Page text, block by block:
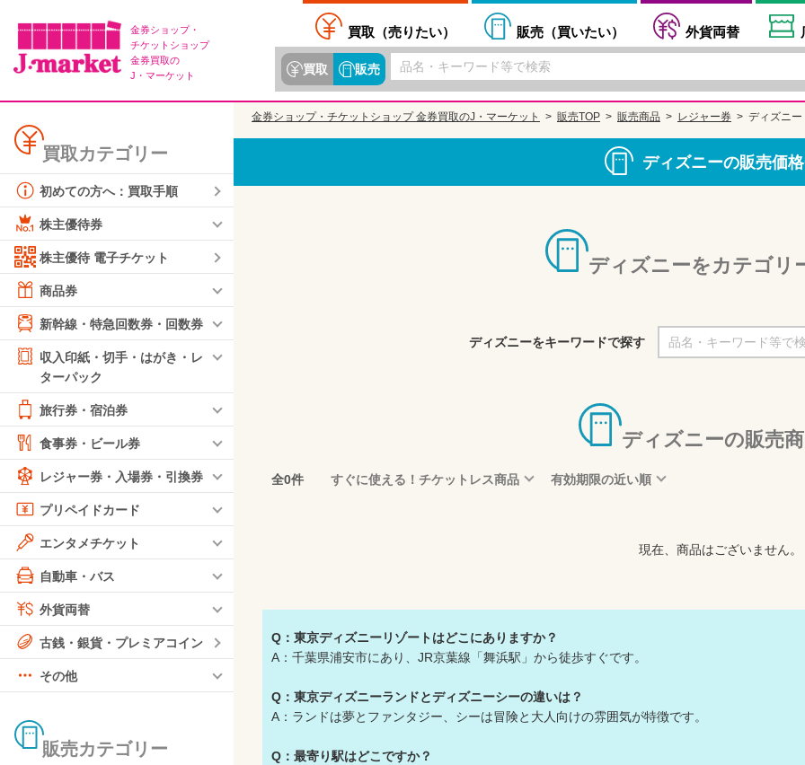
金券ショップ・
チケットショップ
金券買取の
J・マーケット
買取（売りたい） 販売（買いたい） 外貨両替
買取 販売
買取カテゴリー
初めての方へ：買取手順
株主優待券
株主優待 電子チケット
商品券
新幹線・特急回数券・回数券
収入印紙・切手・はがき・レ
ターパック
旅行券・宿泊券
食事券・ビール券
レジャー券・入場券・引換券
プリペイドカード
エンタメチケット
自動車・バス
外貨両替
古銭・銀貨・プレミアコイン
その他
販売カテゴリー
金券ショップ・チケットショップ 金券買取のJ・マーケット 販売TOP 販売商品 レジャー券 ディズニー
ディズニーの販売価
ディズニーをカテゴリ
ディズニーをキーワードで探す
ディズニーの販売
全0件 すぐに使える！チケットレス商品 有効期限の近い順
現在、商品はございません。
Q：東京ディズニーリゾートはどこにありますか？
A：千葉県浦安市にあり、JR京葉線「舞浜駅」から徒歩すぐです。
Q：東京ディズニーランドとディズニーシーの違いは？
A：ランドは夢とファンタジー、シーは冒険と大人向けの雰囲気が特徴です。
Q：最寄り駅はどこですか？